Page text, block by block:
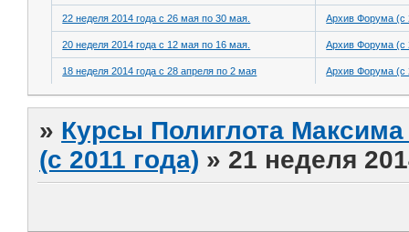
22 неделя 2014 года с 26 мая по 30 мая. Архив Форума (с
20 неделя 2014 года с 12 мая по 16 мая. Архив Форума (с
18 неделя 2014 года с 28 апреля по 2 мая Архив Форума (с
» Курсы Полиглота
(с 2011 года) » 21 неделя